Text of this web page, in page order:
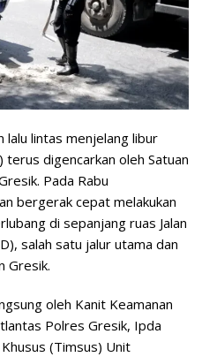
lalu lintas menjelang libur
terus digencarkan oleh Satuan
Pada Rabu
bergerak cepat melakukan
di sepanjang ruas Jalan
salah satu jalur utama dan
Gresik.
oleh Kanit Keamanan
Polres Gresik, Ipda
(Timsus) Unit